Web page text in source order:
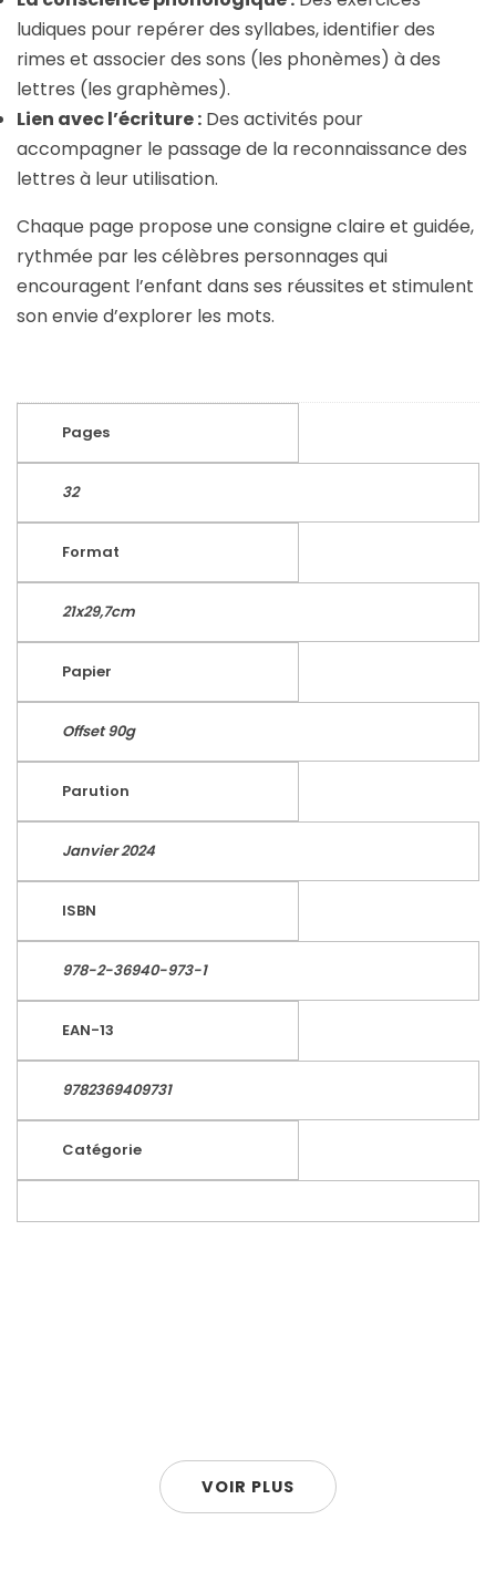
ludiques pour repérer des syllabes, identifier des
rimes et associer des sons (les phonèmes) à des
lettres (les graphèmes).
Lien avec l’écriture : Des activités pour
accompagner le passage de la reconnaissance des
lettres à leur utilisation.
Chaque page propose une consigne claire et guidée,
rythmée par les célèbres personnages qui
encouragent l’enfant dans ses réussites et stimulent
son envie d’explorer les mots.
Pages
32
Format
21x29,7cm
Papier
Offset 90g
Parution
Janvier 2024
ISBN
978-2-36940-973-1
EAN-13
9782369409731
Catégorie
VOIR PLUS